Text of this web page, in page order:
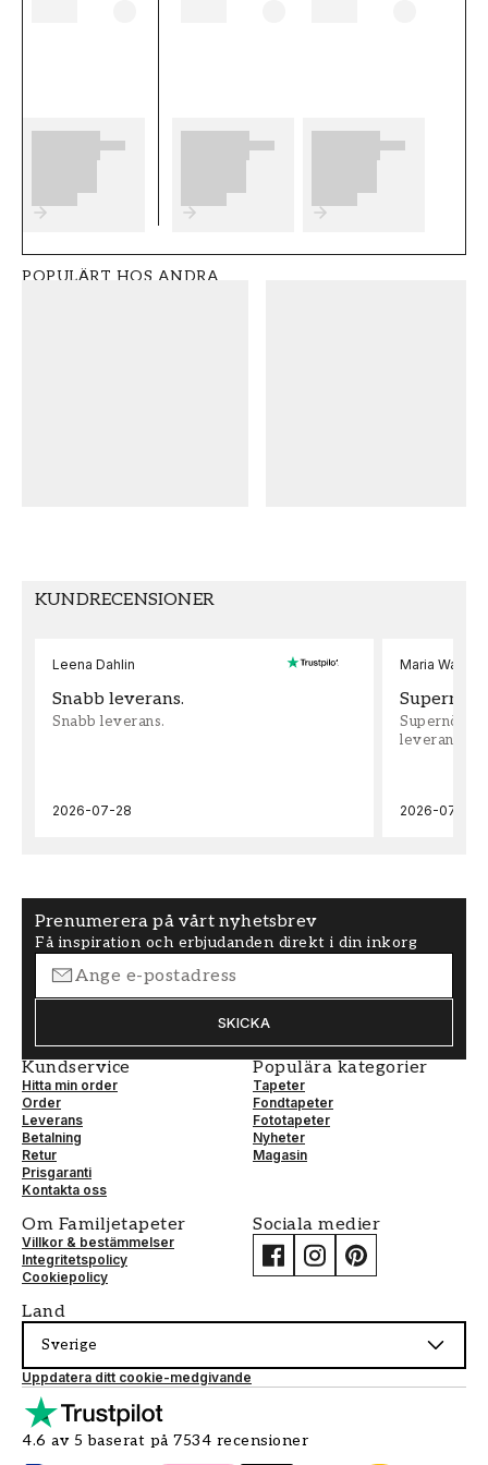
Produktdetaljer
SKU
Midbec
STIL
MÖNSTERPASSNING
Rak
POPULÄRT HOS ANDRA
KUNDRECENSIONER
Leena Dahlin
Snabb leverans.
Snabb leverans.
2026-07-28
Maria
leveran,
2026-07-22
Prenumerera på vårt nyhetsbrev
Få inspiration och erbjudanden direkt i din inkorg
SKICKA
Kundservice
Hitta min order
Order
Leverans
Betalning
Retur
Prisgaranti
Kontakta oss
Populära kategorier
Tapeter
Fondtapeter
Fototapeter
Nyheter
Magasin
Om Familjetapeter
Villkor & bestämmelser
Integritetspolicy
Cookiepolicy
Sociala medier
Land
Sverige
Uppdatera ditt cookie-medgivande
4.6 av 5 baserat på 7534 recensioner